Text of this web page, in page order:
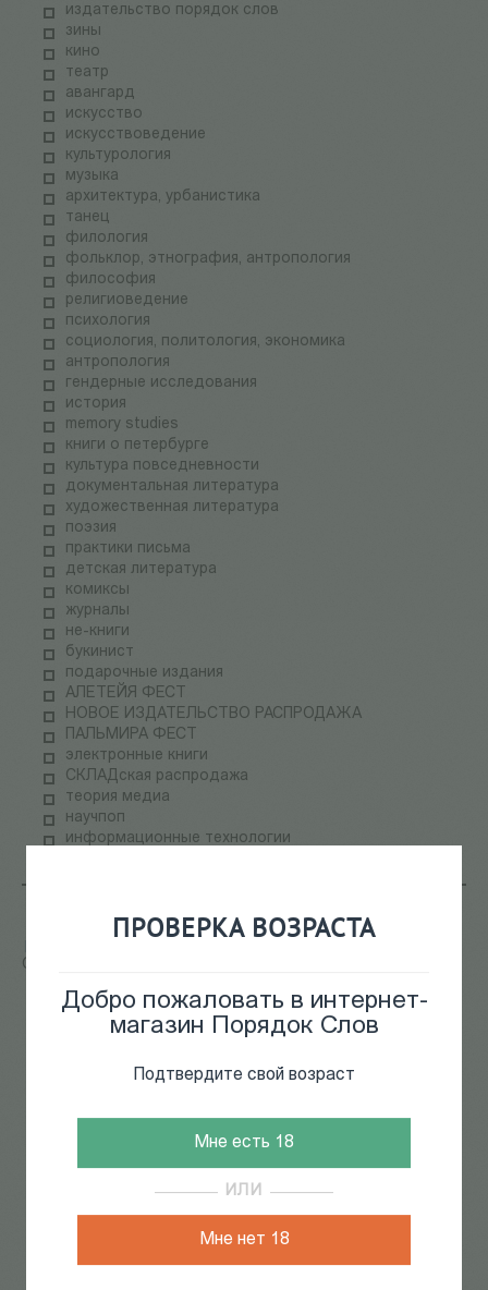
ПРОВЕРКА ВОЗРАСТА
Добро пожаловать в интернет-
магазин Порядок Слов
Подтвердите свой возраст
Мне есть 18
ИЛИ
Мне нет 18
издательство порядок слов
зины
кино
театр
авангард
искусство
искусствоведение
культурология
музыка
архитектура, урбанистика
танец
филология
фольклор, этнография, антропология
философия
религиоведение
психология
социология, политология, экономика
антропология
гендерные исследования
история
memory studies
книги о петербурге
культура повседневности
документальная литература
художественная литература
поэзия
практики письма
детская литература
комиксы
журналы
не-книги
букинист
подарочные издания
АЛЕТЕЙЯ ФЕСТ
НОВОЕ ИЗДАТЕЛЬСТВО РАСПРОДАЖА
ПАЛЬМИРА ФЕСТ
электронные книги
СКЛАДская распродажа
теория медиа
научпоп
информационные технологии
Ornament №9. Stanley Kubrick